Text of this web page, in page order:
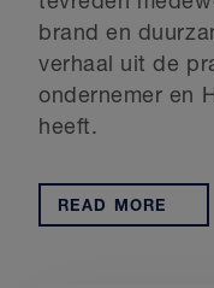
brand en
verhaal uit de
ondernemer en
heeft.
READ MORE